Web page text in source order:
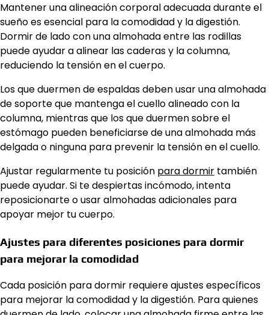
Mantener una alineación corporal adecuada durante el
sueño es esencial para la comodidad y la digestión.
Dormir de lado con una almohada entre las rodillas
puede ayudar a alinear las caderas y la columna,
reduciendo la tensión en el cuerpo.
Los que duermen de espaldas deben usar una almohada
de soporte que mantenga el cuello alineado con la
columna, mientras que los que duermen sobre el
estómago pueden beneficiarse de una almohada más
delgada o ninguna para prevenir la tensión en el cuello.
Ajustar regularmente tu posición para dormir también
puede ayudar. Si te despiertas incómodo, intenta
reposicionarte o usar almohadas adicionales para
apoyar mejor tu cuerpo.
Ajustes para diferentes posiciones para dormir
para mejorar la comodidad
Cada posición para dormir requiere ajustes específicos
para mejorar la comodidad y la digestión. Para quienes